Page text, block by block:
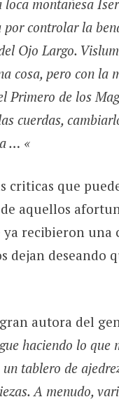
loca montañesa
por controlar la
Ojo Largo.
cosa, pero con la
Primero de los
cuerdas,
… «
criticas que
aquellos
ya recibieron una
dejan deseando
gran autora del
haciendo lo que
un tablero de
A menudo,